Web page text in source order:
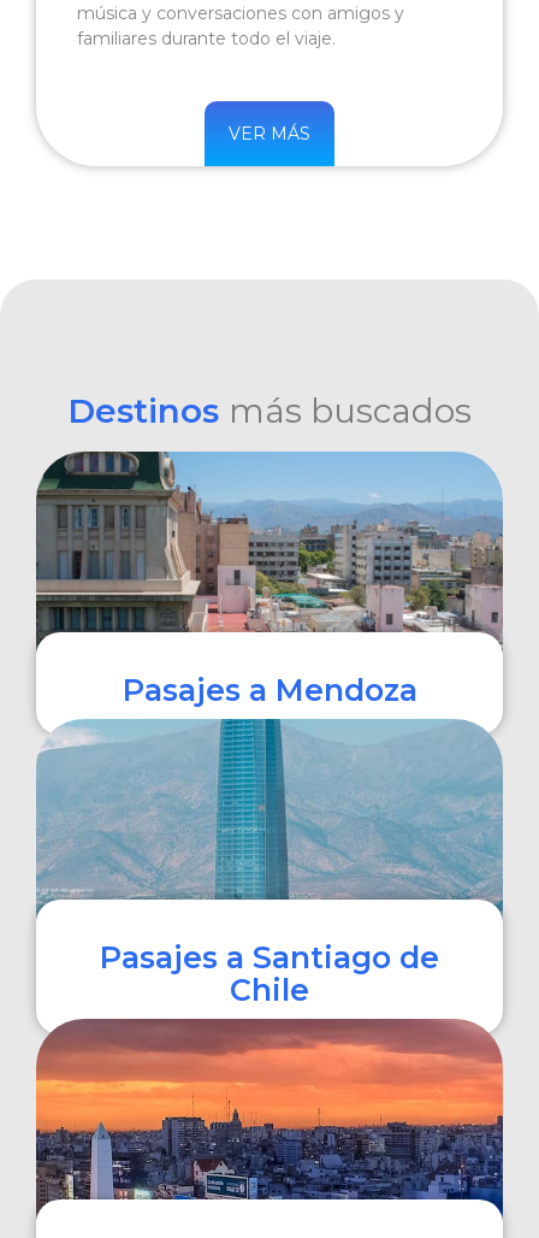
música y conversaciones con amigos y
familiares durante todo el viaje.
VER MÁS
Destinos más buscados
Pasajes a Mendoza
COMPRAR
Pasajes a Santiago de
Chile